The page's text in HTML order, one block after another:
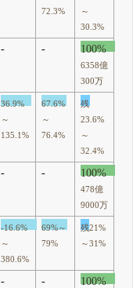
72.3%
～
30.3%
- - 100%
6358億
300万
36.9%
～
135.1%
67.6%
～
76.4%
残
23.6%
～
32.4%
- - 100%
478億
9000万
-16.6%
～
380.6%
69%～
79%
残21%
～31%
- - 100%